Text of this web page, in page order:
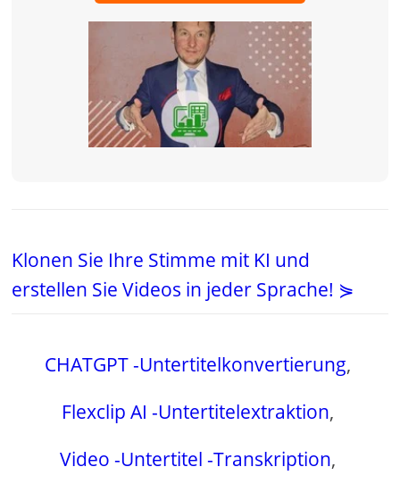
Klonen Sie Ihre Stimme mit KI und
erstellen Sie Videos in jeder Sprache! ⋟
CHATGPT -Untertitelkonvertierung,
Flexclip AI -Untertitelextraktion,
Video -Untertitel -Transkription,